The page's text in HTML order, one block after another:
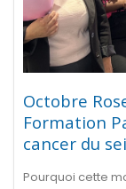
Octobre
Formation
cancer du
Pourquoi cette